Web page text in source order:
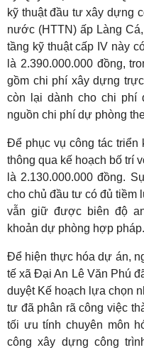
kỹ thuật đầu tư xây dựng
nước (HTTN) ấp Làng
tầng kỹ thuật cấp IV này
là 2.390.000.000 đồng,
gồm chi phí xây dựng
còn lại dành cho chi
nguồn chi phí dự phòng
Để phục vụ công tác triển
thông qua kế hoạch bố trí
là 2.130.000.000 đồng.
cho chủ đầu tư có đủ tiềm
vẫn giữ được biên độ
khoản dự phòng hợp pháp.
Để hiện thực hóa dự án,
tế xã Đại An Lê Văn Phú
duyệt Kế hoạch lựa chọn
tư đã phân rã công việc
tối ưu tính chuyên môn
công xây dựng công